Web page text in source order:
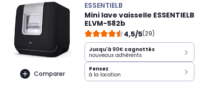
Comparer
ESSENTIELB
Mini lave vaisselle ESSENTIELB
ELVM-582b
4,5/5(29)
Jusqu'à 90€ cagnottés
nouveaux adhérents
Pensez
à la location